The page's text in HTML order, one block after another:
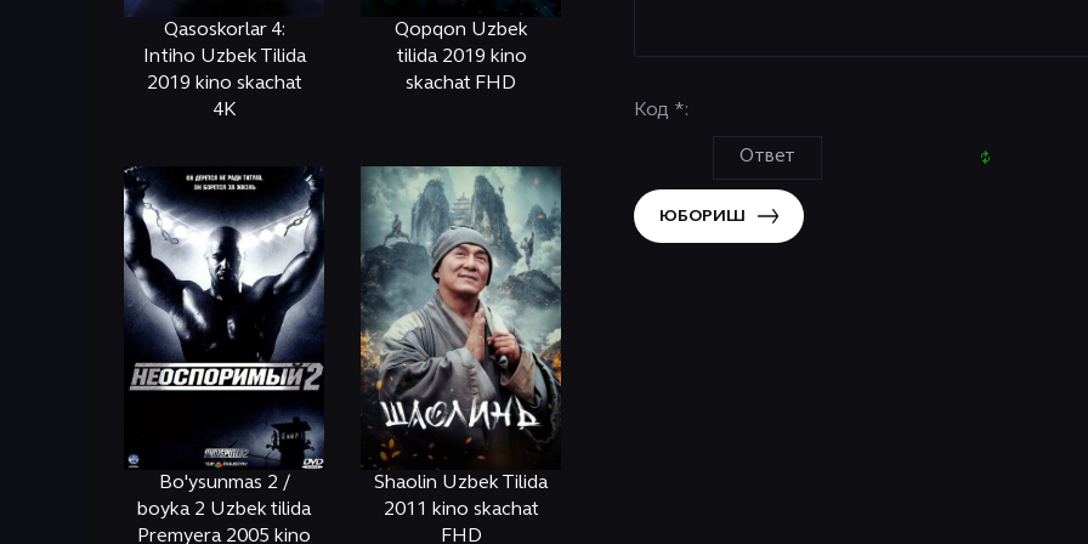
Qasoskorlar 4:
Intiho Uzbek Tilida
2019 kino skachat
4K
Qopqon Uzbek
tilida 2019 kino
skachat FHD
Bo'ysunmas 2 /
boyka 2 Uzbek tilida
Premyera 2005 kino
Shaolin Uzbek Tilida
2011 kino skachat
FHD
Код *:
ЮБОРИШ